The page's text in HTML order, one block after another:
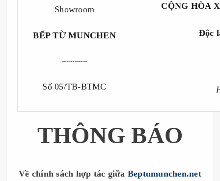
Showroom
BẾP TỪ MUNCHEN
------------
Số 05/TB-BTMC
CỘNG HÒA
Độc
THÔNG BÁO
Về chính sách hợp tác giữa Beptumunchen.net